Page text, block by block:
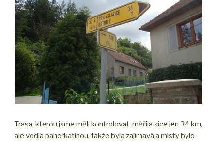
Trasa, kterou jsme měli kontrolovat, měřila sice jen 34 km,
ale vedla pahorkatinou, takže byla zajímavá a místy bylo